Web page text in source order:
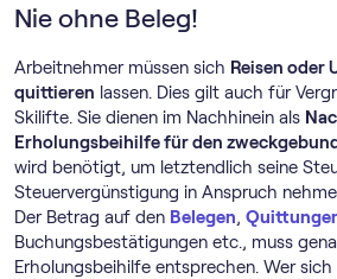
Nie ohne Beleg!
Arbeitnehmer müssen sich Reisen oder
quittieren lassen. Dies gilt auch für
Skilifte. Sie dienen im Nachhinein als
Erholungsbeihilfe für den
wird benötigt, um letztendlich seine
Steuervergünstigung in Anspruch
Der Betrag auf den Belegen,
Buchungsbestätigungen etc., muss
Erholungsbeihilfe entsprechen. Wer